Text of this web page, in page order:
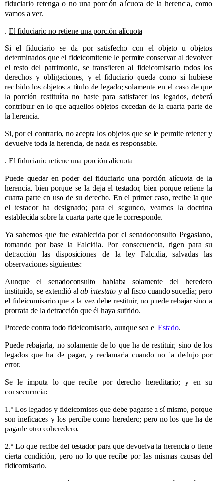
fiduciario retenga o no una porción alícuota de la herencia, como
vamos a ver.
. El fiduciario no retiene una porción alícuota
Si el fiduciario se da por satisfecho con el objeto u objetos
determinados que el fideicomitente le permite conservar al devolver
el resto del patrimonio, se transfieren al fideicomisario todos los
derechos y obligaciones, y el fiduciario queda como si hubiese
recibido los objetos a título de legado; solamente en el caso de que
la porción restituída no baste para satisfacer los legados, deberá
contribuir en lo que aquellos objetos excedan de la cuarta parte de
la herencia.
Si, por el contrario, no acepta los objetos que se le permite retener y
devuelve toda la herencia, de nada es responsable.
. El fiduciario retiene una porción alícuota
Puede quedar en poder del fiduciario una porción alícuota de la
herencia, bien porque se la deja el testador, bien porque retiene la
cuarta parte en uso de su derecho. En el primer caso, recibe la que
el testador ha designado; para el segundo, veamos la doctrina
establecida sobre la cuarta parte que le corresponde.
Ya sabemos que fue establecida por el senadoconsulto Pegasiano,
tomando por base la Falcidia. Por consecuencia, rigen para su
detracción las disposiciones de la ley Falcidia, salvadas las
observaciones siguientes:
Aunque el senadoconsulto hablaba solamente del heredero
instituido, se extendió alab intestato y al fisco cuando sucedía; pero
el fideicomisario que a la vez debe restituir, no puede rebajar sino a
prorrata de la detracción que él haya sufrido.
Procede contra todo fideicomisario, aunque sea el Estado.
Puede rebajarla, no solamente de lo que ha de restituir, sino de los
legados que ha de pagar, y reclamarla cuando no la dedujo por
error.
Se le imputa lo que recibe por derecho hereditario; y en su
consecuencia:
1.º Los legados y fideicomisos que debe pagarse a sí mismo, porque
son ineficaces y los percibe como heredero; pero no los que ha de
pagarle otro coheredero.
2.º Lo que recibe del testador para que devuelva la herencia o llene
cierta condición, pero no lo que recibe por las mismas causas del
fidicomisario.